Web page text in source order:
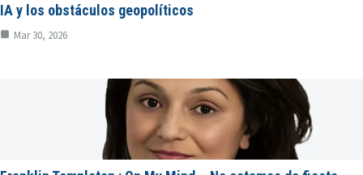
IA y los obstáculos geopolíticos
Mar 30, 2026